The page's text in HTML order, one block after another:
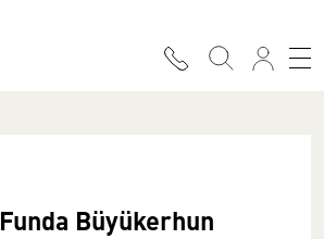
Funda Büyükerhun